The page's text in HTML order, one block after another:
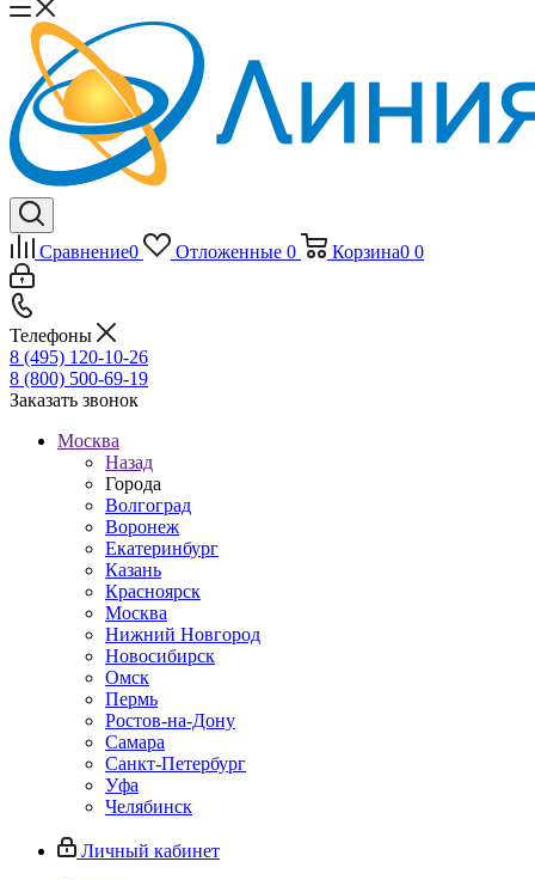
Сравнение0 Отложенные 0 Корзина0 0
Телефоны
8 (495) 120-10-26
8 (800) 500-69-19
Заказать звонок
Москва
Назад
Города
Волгоград
Воронеж
Екатеринбург
Казань
Красноярск
Москва
Нижний Новгород
Новосибирск
Омск
Пермь
Ростов-на-Дону
Самара
Санкт-Петербург
Уфа
Челябинск
Личный кабинет